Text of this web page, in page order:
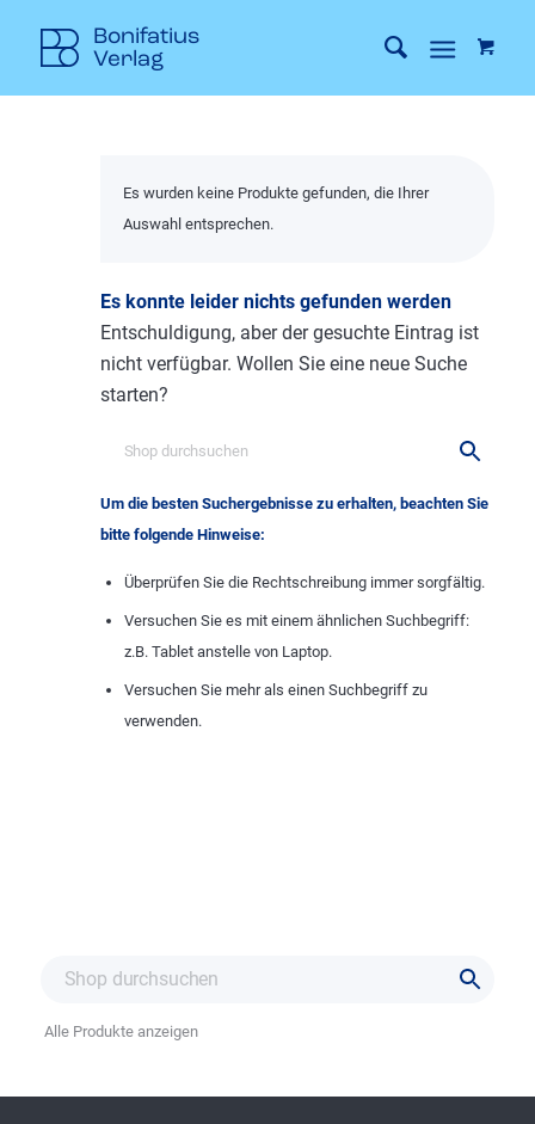
Es wurden keine Produkte gefunden, die Ihrer
Auswahl entsprechen.
Es konnte leider nichts gefunden werden
Entschuldigung, aber der gesuchte Eintrag ist
nicht verfügbar. Wollen Sie eine neue Suche
starten?
Um die besten Suchergebnisse zu erhalten, beachten Sie
bitte folgende Hinweise:
Überprüfen Sie die Rechtschreibung immer sorgfältig.
Versuchen Sie es mit einem ähnlichen Suchbegriff:
z.B. Tablet anstelle von Laptop.
Versuchen Sie mehr als einen Suchbegriff zu
verwenden.
Alle Produkte anzeigen